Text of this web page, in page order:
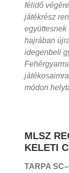
félidő
játékrész
együttesnek
hajrában
idegenbeli
módon
MLSZ
KELETI
TARPA